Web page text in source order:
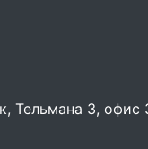
Тельмана 3,